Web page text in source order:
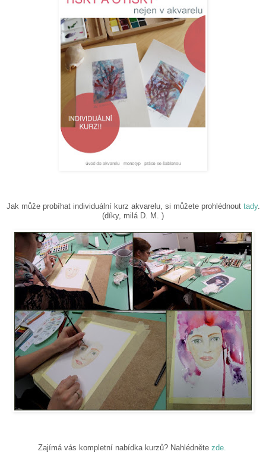
Jak může probíhat individuální kurz akvarelu, si můžete prohlédnout tady.
(díky, milá D. M. )
Zajímá vás kompletní nabídka kurzů? Nahlédněte zde.